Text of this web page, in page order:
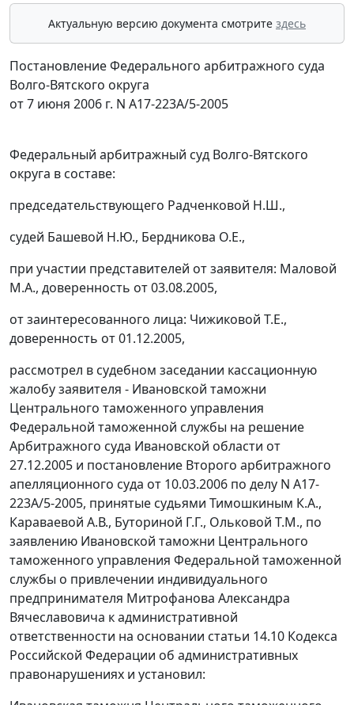
Актуальную версию документа смотрите здесь
Постановление Федерального арбитражного суда
Волго-Вятского округа
от 7 июня 2006 г. N А17-223А/5-2005
Федеральный арбитражный суд Волго-Вятского
округа в составе:
председательствующего Радченковой Н.Ш.,
судей Башевой Н.Ю., Бердникова О.Е.,
при участии представителей от заявителя: Маловой
М.А., доверенность от 03.08.2005,
от заинтересованного лица: Чижиковой Т.Е.,
доверенность от 01.12.2005,
рассмотрел в судебном заседании кассационную
жалобу заявителя - Ивановской таможни
Центрального таможенного управления
Федеральной таможенной службы на решение
Арбитражного суда Ивановской области от
27.12.2005 и постановление Второго арбитражного
апелляционного суда от 10.03.2006 по делу N А17-
223А/5-2005, принятые судьями Тимошкиным К.А.,
Караваевой А.В., Буториной Г.Г., Ольковой Т.М., по
заявлению Ивановской таможни Центрального
таможенного управления Федеральной таможенной
службы о привлечении индивидуального
предпринимателя Митрофанова Александра
Вячеславовича к административной
ответственности на основании статьи 14.10 Кодекса
Российской Федерации об административных
правонарушениях и установил: